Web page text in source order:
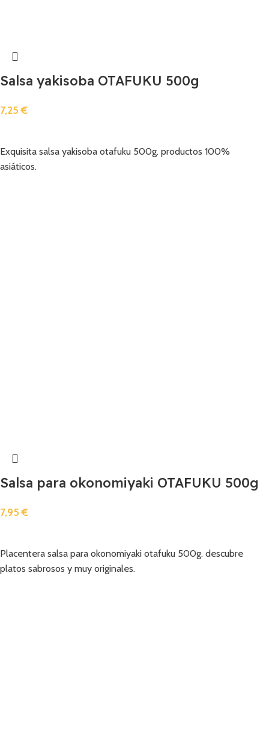
Salsa yakisoba OTAFUKU 500g
7,25€
Exquisita salsa yakisoba otafuku 500g. productos 100%
asiáticos.
Salsa para okonomiyaki OTAFUKU 500g
7,95€
Placentera salsa para okonomiyaki otafuku 500g. descubre
platos sabrosos y muy originales.